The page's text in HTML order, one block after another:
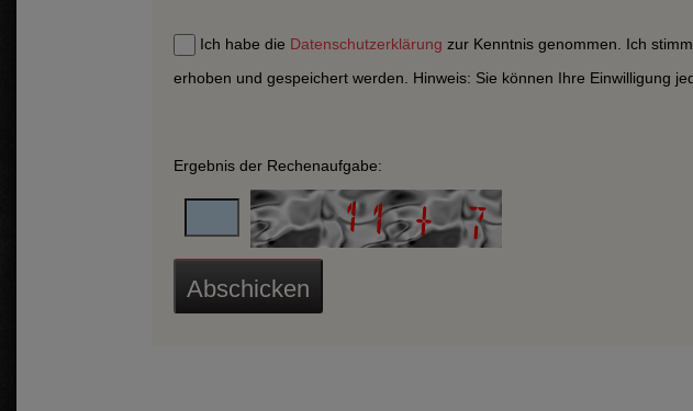
Ich habe die Datenschutzerklärung zur Kenntnis genommen. Ich
erhoben und gespeichert werden. Hinweis: Sie können Ihre Einwilligung
Ergebnis der Rechenaufgabe: